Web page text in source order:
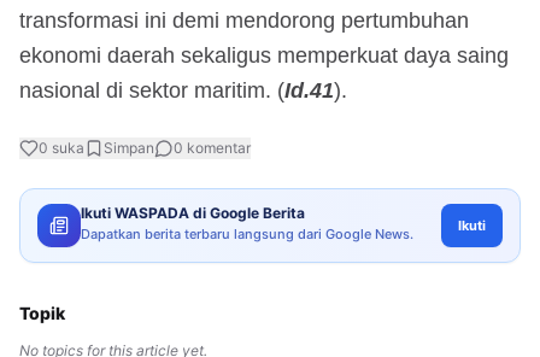
transformasi ini demi mendorong pertumbuhan
ekonomi daerah sekaligus memperkuat daya saing
nasional di sektor maritim. (Id.41).
0 suka Simpan 0 komentar
Ikuti WASPADA di Google Berita
Dapatkan berita terbaru langsung dari Google News. Ikuti
Topik
No topics for this article yet.